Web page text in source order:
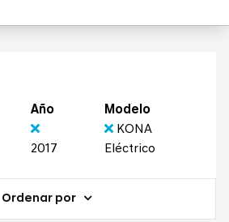
Año
2017
Modelo
KONA
Eléctrico
Ordenar por